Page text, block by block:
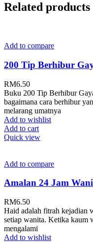
Related products
Add to compare
200 Tip Berhibur
RM6.50
Buku 200 Tip Berhibur
bagaimana cara berhibur
melarang umatnya
Add to wishlist
Add to cart
Quick view
Add to compare
Amalan 24 Jam
RM6.50
Haid adalah fitrah kejadian
setiap wanita. Ketika kaum
mengalami
Add to wishlist